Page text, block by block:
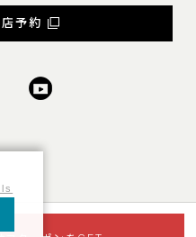
予約